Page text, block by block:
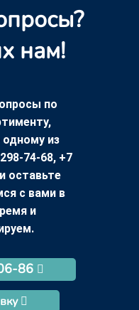
нам!
по
одному из
74-68, +7
оставьте
с вами в
и
86